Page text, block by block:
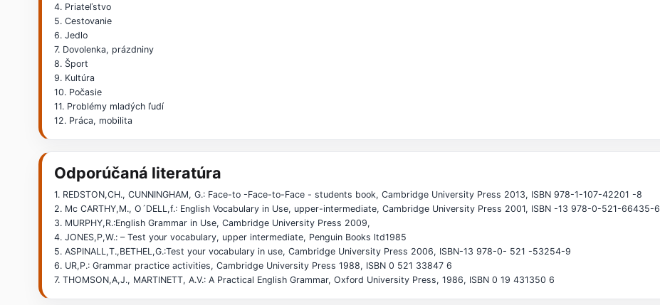
4. Priateľstvo
5. Cestovanie
6. Jedlo
7. Dovolenka, prázdniny
8. Šport
9. Kultúra
10. Počasie
11. Problémy mladých ľudí
12. Práca, mobilita
Odporúčaná literatúra
1. REDSTON,CH., CUNNINGHAM, G.: Face-to -Face-to-Face - students book, Cambridge University Press 2013, ISBN 978-1-107-42201 -8
2. Mc CARTHY,M., O´DELL,f.: English Vocabulary in Use, upper-intermediate, Cambridge University Press 2001, ISBN -13 978-0-521-66435-6
3. MURPHY,R.:English Grammar in Use, Cambridge University Press 2009,
4. JONES,P,W.: – Test your vocabulary, upper intermediate, Penguin Books ltd1985
5. ASPINALL,T.,BETHEL,G.:Test your vocabulary in use, Cambridge University Press 2006, ISBN-13 978-0- 521 -53254-9
6. UR,P.: Grammar practice activities, Cambridge University Press 1988, ISBN 0 521 33847 6
7. THOMSON,A,J., MARTINETT, A.V.: A Practical English Grammar, Oxford University Press, 1986, ISBN 0 19 431350 6